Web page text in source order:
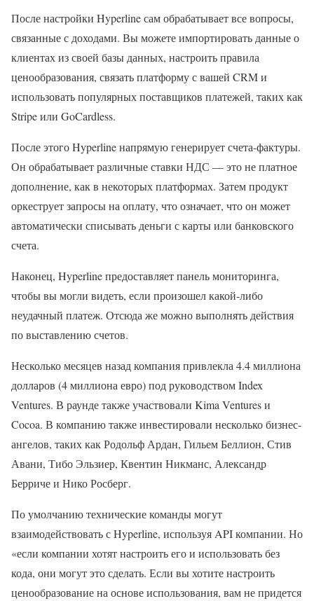
После настройки Hyperline сам обрабатывает все вопросы,
связанные с доходами. Вы можете импортировать данные о
клиентах из своей базы данных, настроить правила
ценообразования, связать платформу с вашей CRM и
использовать популярных поставщиков платежей, таких как
Stripe или GoCardless.
После этого Hyperline напрямую генерирует счета-фактуры.
Он обрабатывает различные ставки НДС — это не платное
дополнение, как в некоторых платформах. Затем продукт
оркеструет запросы на оплату, что означает, что он может
автоматически списывать деньги с карты или банковского
счета.
Наконец, Hyperline предоставляет панель мониторинга,
чтобы вы могли видеть, если произошел какой-либо
неудачный платеж. Отсюда же можно выполнять действия
по выставлению счетов.
Несколько месяцев назад компания привлекла 4.4 миллиона
долларов (4 миллиона евро) под руководством Index
Ventures. В раунде также участвовали Kima Ventures и
Cocoa. В компанию также инвестировали несколько бизнес-
ангелов, таких как Родольф Ардан, Гильем Беллион, Стив
Авани, Тибо Эльзиер, Квентин Никманс, Александр
Берриче и Нико Росберг.
По умолчанию технические команды могут
взаимодействовать с Hyperline, используя API компании. Но
«если компании хотят настроить его и использовать без
кода, они могут это сделать. Если вы хотите настроить
ценообразование на основе использования, вам не придется